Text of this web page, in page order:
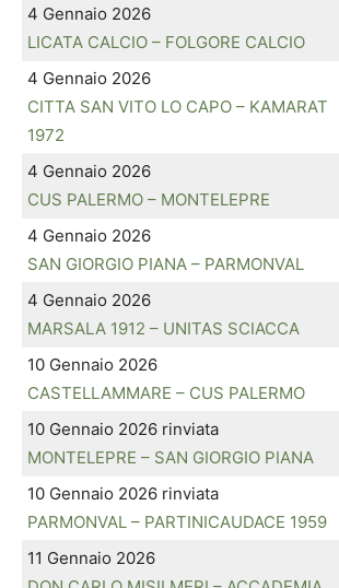
4 Gennaio 2026
LICATA CALCIO – FOLGORE CALCIO
4 Gennaio 2026
CITTA SAN VITO LO CAPO – KAMARAT
1972
4 Gennaio 2026
CUS PALERMO – MONTELEPRE
4 Gennaio 2026
SAN GIORGIO PIANA – PARMONVAL
4 Gennaio 2026
MARSALA 1912 – UNITAS SCIACCA
10 Gennaio 2026
CASTELLAMMARE – CUS PALERMO
10 Gennaio 2026 rinviata
MONTELEPRE – SAN GIORGIO PIANA
10 Gennaio 2026 rinviata
PARMONVAL – PARTINICAUDACE 1959
11 Gennaio 2026